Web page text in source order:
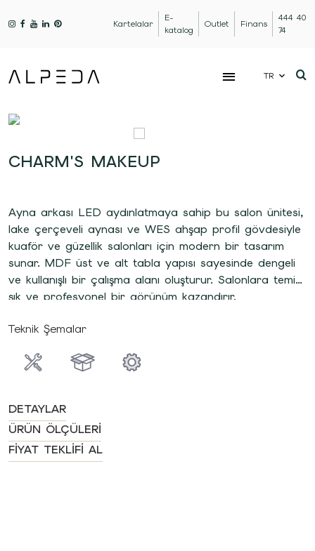
Kartelalar
E-
katalog
Outlet Finans
444 40
74
TR
CHARM'S MAKEUP
Ayna arkası LED aydınlatmaya sahip bu salon ünitesi,
lake çerçeveli aynası ve WES ahşap profil gövdesiyle
kuaför ve güzellik salonları için modern bir tasarım
sunar. MDF üst ve alt tabla yapısı sayesinde dengeli
ve kullanışlı bir çalışma alanı oluşturur. Salonlara temiz,
şık ve profesyonel bir görünüm kazandırır.
Teknik Şemalar
DETAYLAR
ÜRÜN ÖLÇÜLERI
FIYAT TEKLIFI AL